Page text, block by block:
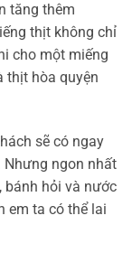
tăng thêm
thịt không chỉ
cho một miếng
thịt hòa quyện
sẽ có ngay
ngon nhất
bánh hỏi và nước
em ta có thể lai